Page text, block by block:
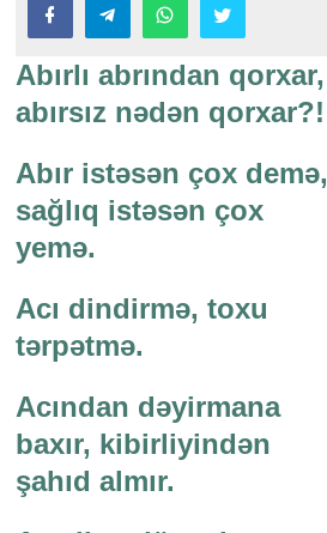
Abırlı abrından qorxar,
abırsız nədən qorxar?!
Abır istəsən çox demə,
sağlıq istəsən çox
yemə.
Acı dindirmə, toxu
tərpətmə.
Acından dəyirmana
baxır, kibirliyindən
şahıd almır.